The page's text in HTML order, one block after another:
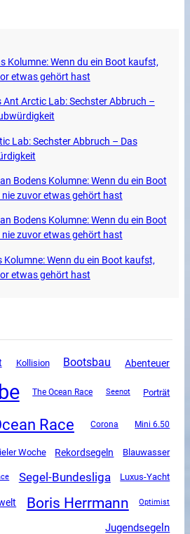
Kolumne: Wenn du ein Boot kaufst,
etwas gehört hast
Ant Arctic Lab: Sechster Abbruch –
Lab: Sechster Abbruch – Das
Bodens Kolumne: Wenn du ein Boot
zuvor etwas gehört hast
Bodens Kolumne: Wenn du ein Boot
zuvor etwas gehört hast
Kolumne: Wenn du ein Boot kaufst,
etwas gehört hast
Kollision Bootsbau Abenteuer
The Ocean Race Seenot Porträt
Race Corona Mini 6.50
Woche Rekordsegeln Blauwasser
Segel-Bundesliga Luxus-Yacht
Boris Herrmann Optimist
Jugendsegeln